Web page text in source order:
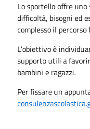
Lo sportello offre uno
difficoltà, bisogni ed
complesso il
L’obiettivo è
supporto utili a
bambini e ragazzi.
Per fissare un